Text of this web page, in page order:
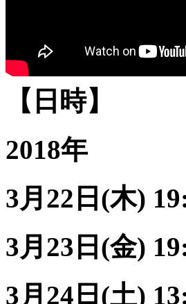
【日時】
2018年
3月22日(木)
3月23日(金)
3月24日(土)